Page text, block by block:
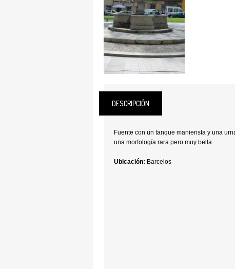
DESCRIPCIÓN
Fuente con un tanque manierista y una
una morfología rara pero muy bella.
Ubicación: Barcelos